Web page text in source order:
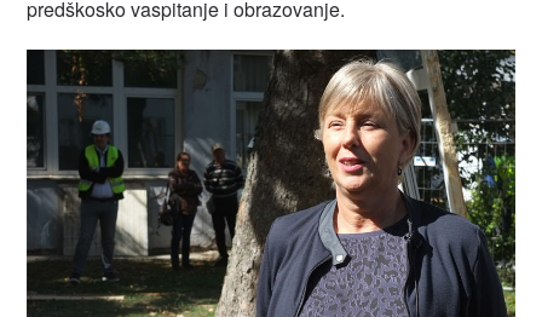
predškosko vaspitanje i obrazovanje.